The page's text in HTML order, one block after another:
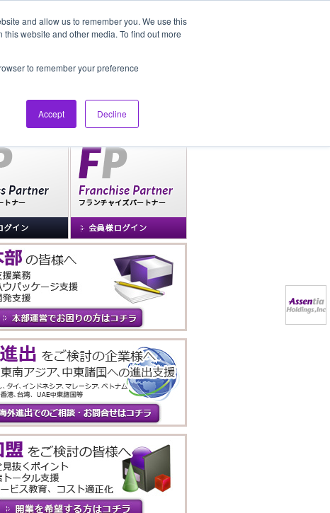
and allow us to remember you. We use this
website and other media. To find out more
to remember your preference
Accept Decline
社長ブログ FAQ